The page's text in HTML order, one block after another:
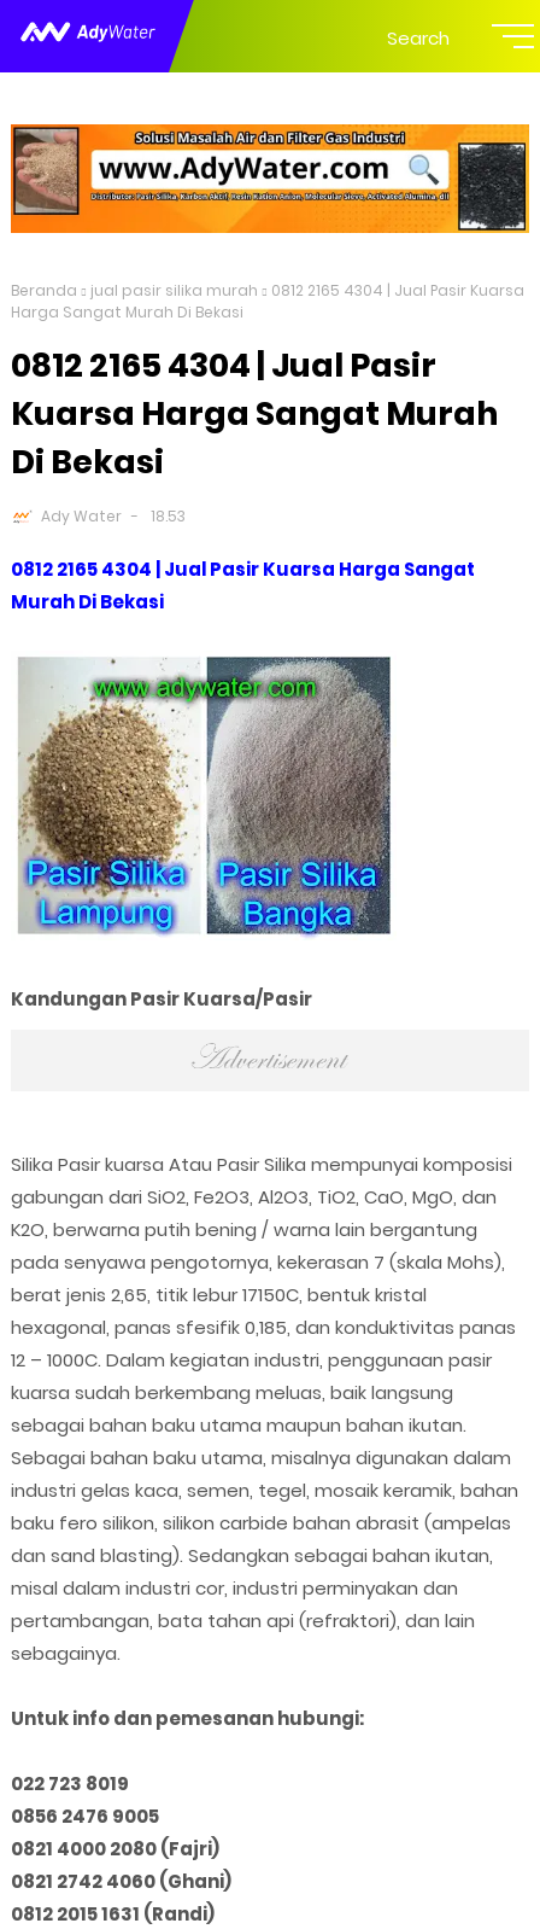
Search
Beranda jual pasir silika murah
0812 2165 4304 | Jual Pasir Kuarsa
Harga Sangat Murah Di Bekasi
0812 2165 4304 | Jual Pasir
Kuarsa Harga Sangat Murah
Di Bekasi
Ady Water 18.53
0812 2165 4304 | Jual Pasir Kuarsa Harga Sangat
Murah Di Bekasi
Kandungan Pasir Kuarsa/Pasir
Silika Pasir kuarsa Atau Pasir Silika mempunyai komposisi
gabungan dari SiO2, Fe2O3, Al2O3, TiO2, CaO, MgO, dan
K2O, berwarna putih bening / warna lain bergantung
pada senyawa pengotornya, kekerasan 7 (skala Mohs),
berat jenis 2,65, titik lebur 17150C, bentuk kristal
hexagonal, panas sfesifik 0,185, dan konduktivitas panas
12 – 1000C. Dalam kegiatan industri, penggunaan pasir
kuarsa sudah berkembang meluas, baik langsung
sebagai bahan baku utama maupun bahan ikutan.
Sebagai bahan baku utama, misalnya digunakan dalam
industri gelas kaca, semen, tegel, mosaik keramik, bahan
baku fero silikon, silikon carbide bahan abrasit (ampelas
dan sand blasting). Sedangkan sebagai bahan ikutan,
misal dalam industri cor, industri perminyakan dan
pertambangan, bata tahan api (refraktori), dan lain
sebagainya.
Untuk info dan pemesanan hubungi:
022 723 8019
0856 2476 9005
0821 4000 2080 (Fajri)
0821 2742 4060 (Ghani)
0812 2015 1631 (Randi)